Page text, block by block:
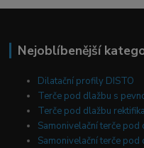
Nejoblíbenější
Dilatační profily DISTO
Terče pod dlažbu s
Terče pod dlažbu
Samonivelační terče pod
Samonivelační terče pod